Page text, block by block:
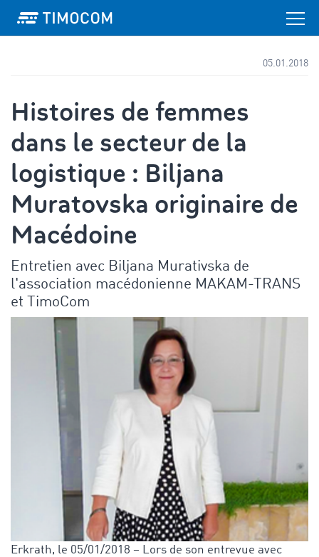
05.01.2018
Histoires de femmes
dans le secteur de la
logistique : Biljana
Muratovska originaire de
Macédoine
Entretien avec Biljana Murativska de
l'association macédonienne MAKAM-TRANS
et TimoCom
Erkrath, le 05/01/2018 – Lors de son entrevue avec